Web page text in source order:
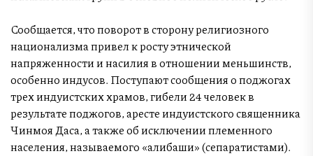
Сообщается, что поворот в сторону религиозного
национализма привел к росту этнической
напряженности и насилия в отношении меньшинств,
особенно индусов. Поступают сообщения о поджогах
трех индуистских храмов, гибели 24 человек в
результате поджогов, аресте индуистского священника
Чинмоя Даса, а также об исключении племенного
населения, называемого «алибаши» (сепаратистами).